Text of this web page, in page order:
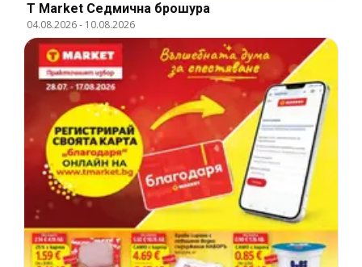
T Market Cедмична брошура
04.08.2026- 10.08.2026